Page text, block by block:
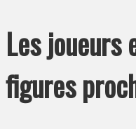
Les joueurs
figures